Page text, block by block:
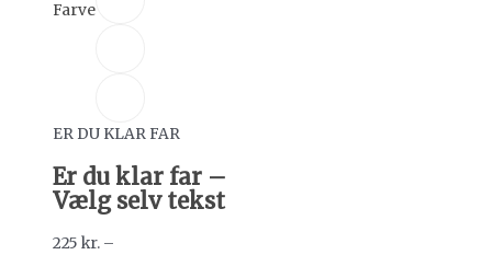
Farve
ER DU KLAR FAR
Er du klar far –
Vælg selv tekst
225 kr. –